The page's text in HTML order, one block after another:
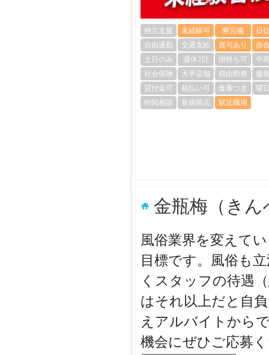
独立支援 未経験可 寮完備
日
自由通勤
交通支給 賞与あり
歩
土日のみ
週休2日 掛持ち可
中
社会保険
大手店舗 自由勤務
服
貸付金可
前払い可 食事つき
曜
時間相談
新規開店 駅近職場
金瓶梅（き
風俗業界を変えて
目標です。風俗も
くスタッフの待遇
はそれ以上だと自
えアルバイトから
機会にぜひご応募